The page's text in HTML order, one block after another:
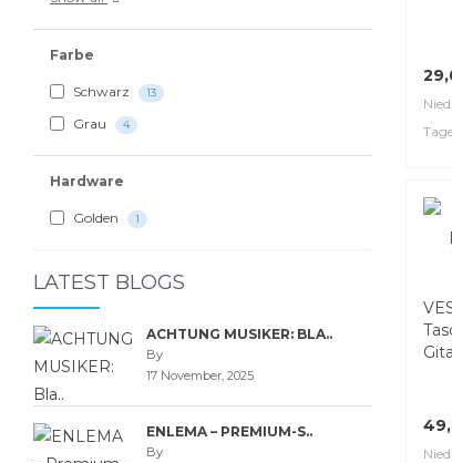
Farbe
Schwarz 13
Grau 4
Hardware
Golden 1
LATEST BLOGS
ACHTUNG MUSIKER: BLA..
By
17 November, 2025
ENLEMA – PREMIUM-S..
By